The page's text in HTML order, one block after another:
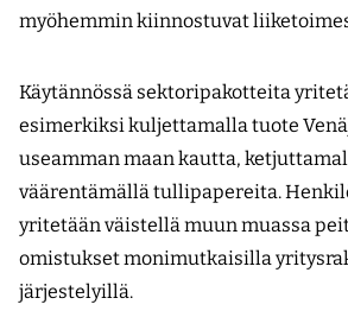
myöhemmin kiinnostuvat
Käytännössä sektoripakotteita
esimerkiksi kuljettamalla tuote
useamman maan kautta,
väärentämällä tullipapereita.
yritetään väistellä muun muassa
omistukset monimutkaisilla
järjestelyillä.